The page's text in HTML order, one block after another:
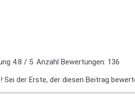
4.8 / 5. Anzahl Bewertungen: 136
Sei der Erste, der diesen Beitrag